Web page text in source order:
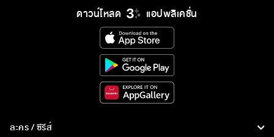
ดาวน์โหลด แอปพลิเคชั่น
ละคร / ซีรีส์